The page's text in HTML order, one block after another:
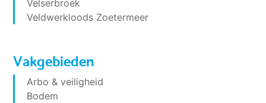
Velserbroek
Veldwerkloods Zoetermeer
Vakgebieden
Arbo & veiligheid
Bodem